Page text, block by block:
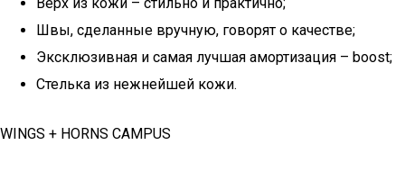
Швы, сделанные вручную, говорят о качестве;
Эксклюзивная и самая лучшая амортизация – boost;
Стелька из нежнейшей кожи.
WINGS + HORNS CAMPUS